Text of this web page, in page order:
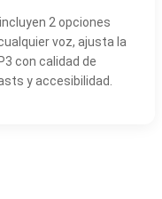
2 opciones
voz, ajusta la
con calidad de
y accesibilidad.